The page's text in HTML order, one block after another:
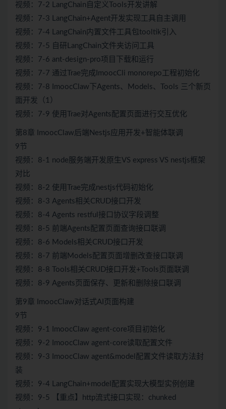
视频：7-2 LangChain自定义Tools开发讲解
视频：7-3 LangChain+Agent开发实现工具自主调用
视频：7-4 LangChain内置文件工具包tooltik引入
视频：7-5 自研LangChain文件夹访问工具
视频：7-6 ant-design-pro项目下载和运行
视频：7-7 通过Trae完成ImoocCli monorepo工程初始化
视频：7-8 ImoocClaw下Agents、Models、Tools 三个新页
面开发（1）
视频：7-9 使用Trae对Agents配置页面进行交互优化
第8章 ImoocClaw后端Nestjs应用开发+智能体联调
9节
视频：8-1 node服务端开发原生VS express VS nestjs框架
对比
视频：8-2 使用Trae完成nestjs代码初始化
视频：8-3 Agents相关CRUD接口开发
视频：8-4 Agents restful接口协议字段调整
视频：8-5 前端Agents配置页面查询接口联调
视频：8-6 Models相关CRUD接口开发
视频：8-7 前端Models配置页面增删改查接口联调
视频：8-8 Tools相关CRUD接口开发+Tools页面联调
视频：8-9 Agents页面保存、更新和删除接口联调
第9章 ImoocClaw对话式AI页面构建
9节
视频：9-1 ImoocClaw agent-core项目初始化
视频：9-2 ImoocClaw agent-core读取配置文件
视频：9-3 ImoocClaw agent&model配置文件读取方法封
装
视频：9-4 LangChain+model配置实现大模型实例创建
视频：9-5 【重点】http流式接口实现：chunked